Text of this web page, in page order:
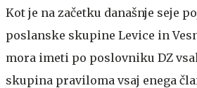
Kot je na začetku današnje seje
poslanske skupine Levice in
mora imeti po poslovniku DZ
skupina praviloma vsaj enega